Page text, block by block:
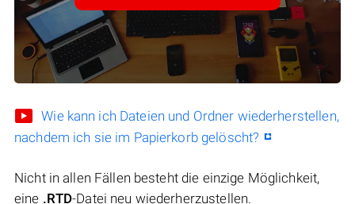
Wie kann ich Dateien und Ordner wiederherstellen,
nachdem ich sie im Papierkorb gelöscht?
Nicht in allen Fällen besteht die einzige Möglichkeit,
eine .RTD-Datei neu wiederherzustellen.